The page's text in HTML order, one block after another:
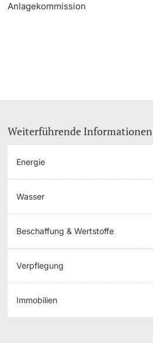
Anlagekommission
Weiterführende Informationen
Energie
Wasser
Beschaffung & Wertstoffe
Verpflegung
Immobilien